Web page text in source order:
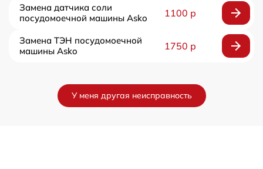
Замена датчика соли
посудомоечной машины Asko
1100 р
Замена ТЭН посудомоечной
машины Asko
1750 р
У меня другая неисправность